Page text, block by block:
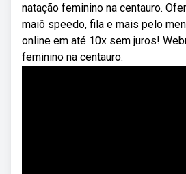
natação feminino na centauro.
maiô speedo, fila e mais pelo
online em até 10x sem juros!
feminino na centauro.